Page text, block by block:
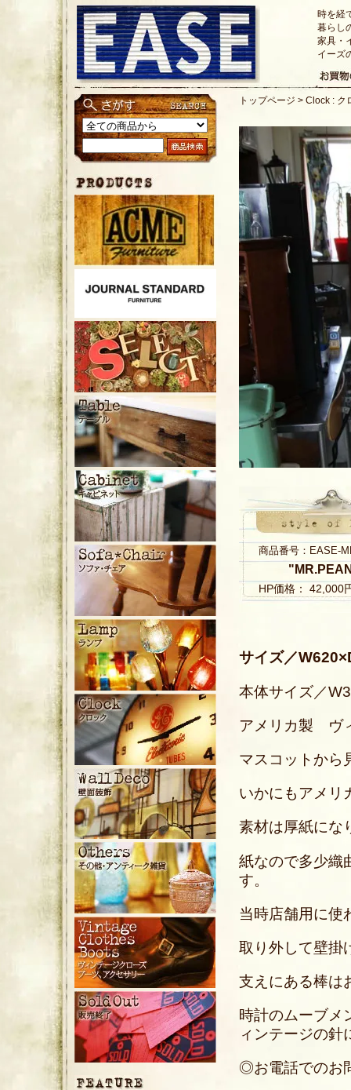
時を経
暮らし
家具・
イーズ
トップページ > Clock : ク
商品番号：EASE-
HP価格： 42,000
サイズ／
本体サイズ／
アメリカ製 ヴ
マスコットから
いかにもアメリ
素材は厚紙にな
紙なので多少織
す。
当時店舗用に使
取り外して壁掛
支えにある棒は
時計のムーブメ
ィンテージの針
◎お電話でのお